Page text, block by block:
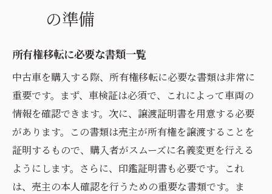
の準備
所有権移転に必要な書類一覧
中古車を購入する際、所有権移転に必要な書類は非常に
重要です。まず、車検証は必須で、これによって車両の
情報を確認できます。次に、譲渡証明書を用意する必要
があります。この書類は売主が所有権を譲渡することを
証明するもので、購入者がスムーズに名義変更を行える
ようにします。さらに、印鑑証明書も必要です。これ
は、売主の本人確認を行うための重要な書類です。ま